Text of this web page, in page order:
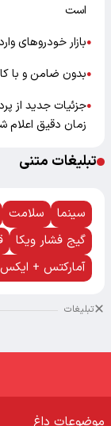
است
●بازار خودرو‌های
●بدون ضامن و با کارمزد 4 درصد وام 50
●جزئیات جدید از
زمان دقیق اعلام
تبلیغات متنی
سینما سلامت
گیج فشار ویکا
آمارکتس +
تبلیغات